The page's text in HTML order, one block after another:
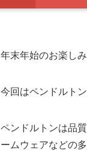
年末年始のお楽し
今回はペンドルト
ペンドルトンは品
ームウェアなどの